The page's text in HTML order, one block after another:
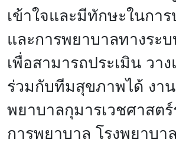
เข้าใจและมีทักษะในกา
และการพยาบาลทางระ
เพื่อสามารถประเมิน วา
ร่วมกับทีมสุขภาพได้ งา
พยาบาลกุมารเวชศาสต
การพยาบาล โรงพยาบา